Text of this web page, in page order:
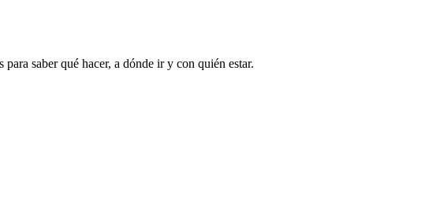
saber qué hacer, a dónde ir y con quién estar.